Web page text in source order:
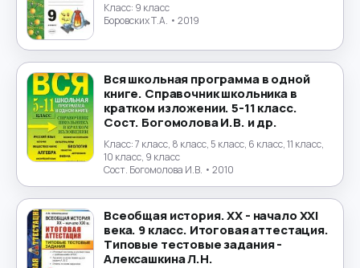
Класс: 9 класс
Боровских Т.А. • 2019
Вся школьная программа в одной
книге. Справочник школьника в
кратком изложении. 5-11 класс.
Сост. Богомолова И.В. и др.
Класс:7 класс, 8 класс, 5 класс, 6 класс, 11 класс,
10 класс, 9 класс
Сост. Богомолова И.В. • 2010
Всеобщая история. XX - начало XXI
века. 9 класс. Итоговая аттестация.
Типовые тестовые задания -
Алексашкина Л.Н.